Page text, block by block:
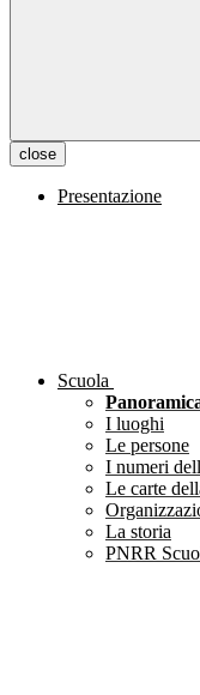
close
Presentazione
Scuola
I luoghi
Le persone
I numeri
Le carte
La storia
PNRR